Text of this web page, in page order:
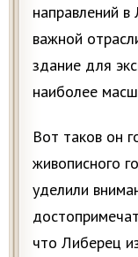
направлений
важной
здание для
наиболее
Вот таков он
живописного
уделили
что Либерец